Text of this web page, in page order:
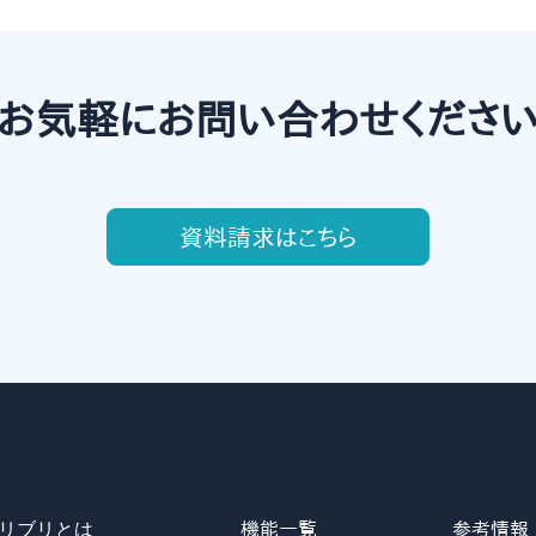
気軽にお問い合わせくださ
資料請求はこちら
ブリとは 機能一覧 参考情報